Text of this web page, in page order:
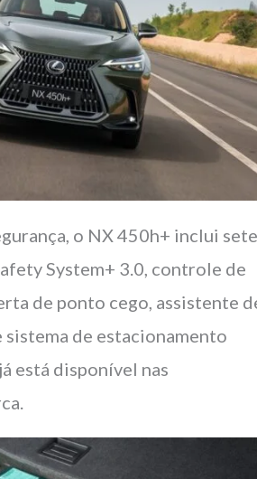
o NX 450h+ inclui
System+ 3.0, controle de
de ponto cego, assistente
sistema de estacionamento
está disponível nas